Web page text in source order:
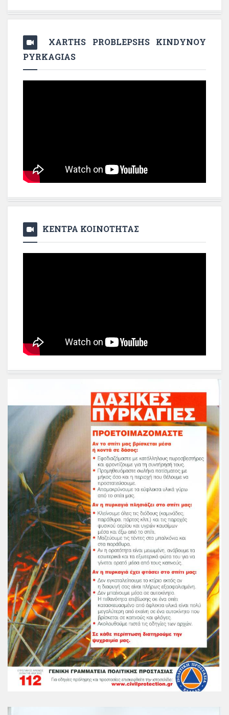
XARTHS PROBLEPSHS KINDYNOY
PYRKAGIAS
ΚΕΝΤΡΑ ΚΟΙΝΟΤΗΤΑΣ